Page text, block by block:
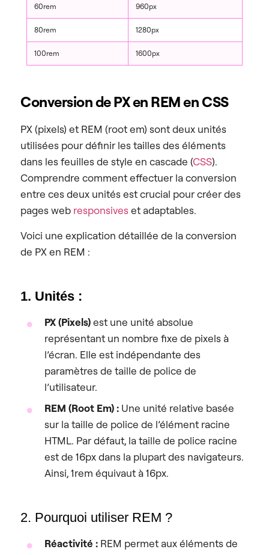
60rem 960px
80rem 1280px
100rem 1600px
Conversion de PX en REM en CSS
PX (pixels) et REM (root em) sont deux unités
utilisées pour définir les tailles des éléments
dans les feuilles de style en cascade (CSS).
Comprendre comment effectuer la conversion
entre ces deux unités est crucial pour créer des
pages web responsiveset adaptables.
Voici une explication détaillée de la conversion
de PX en REM :
1. Unités :
PX (Pixels)est une unité absolue
représentant un nombre fixe de pixels à
l’écran. Elle est indépendante des
paramètres de taille de police de
l’utilisateur.
REM (Root Em) : Une unité relative basée
sur la taille de police de l’élément racine
HTML. Par défaut, la taille de police racine
est de 16px dans la plupart des navigateurs.
Ainsi, 1rem équivaut à 16px.
2. Pourquoi utiliser REM ?
Réactivité : REM permet aux éléments de